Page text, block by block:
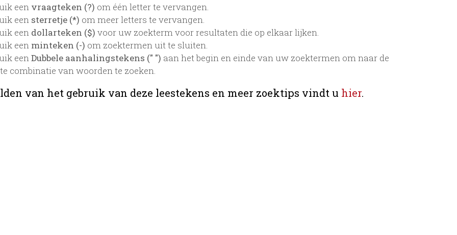
een vraagteken (?) om één letter te vervangen.
een sterretje (*) om meer letters te vervangen.
een dollarteken ($) voor uw zoekterm voor resultaten die op elkaar lijken.
een minteken (-) om zoektermen uit te sluiten.
eenDubbele aanhalingstekens (" ") aan het begin en einde van uw zoektermen om naar de
combinatie van woorden te zoeken.
van het gebruik van deze leestekens en meer zoektips vindt u hier.